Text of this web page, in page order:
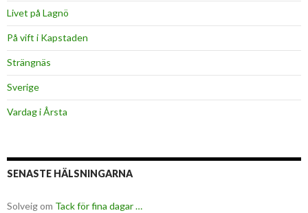
Livet på Lagnö
På vift i Kapstaden
Strängnäs
Sverige
Vardag i Årsta
SENASTE HÄLSNINGARNA
Solveigom Tack för fina dagar …